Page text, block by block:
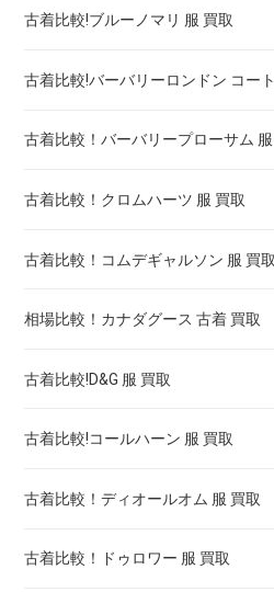
古着比較!ブルーノマリ 服 買取
古着比較!バーバリーロンドン コー
古着比較！バーバリープローサム 服
古着比較！クロムハーツ 服 買取
古着比較！コムデギャルソン 服 買取
相場比較！カナダグース 古着 買取
古着比較!D&G 服 買取
古着比較!コールハーン 服 買取
古着比較！ディオールオム 服 買取
古着比較！ドゥロワー 服 買取